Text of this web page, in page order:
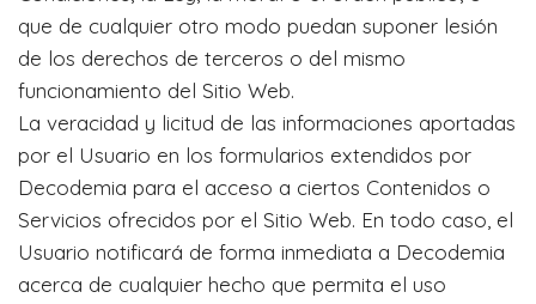
que de cualquier otro modo puedan suponer lesión
de los derechos de terceros o del mismo
funcionamiento del Sitio Web.
La veracidad y licitud de las informaciones aportadas
por el Usuario en los formularios extendidos por
Decodemia para el acceso a ciertos Contenidos o
Servicios ofrecidos por el Sitio Web. En todo caso, el
Usuario notificará de forma inmediata a Decodemia
acerca de cualquier hecho que permita el uso